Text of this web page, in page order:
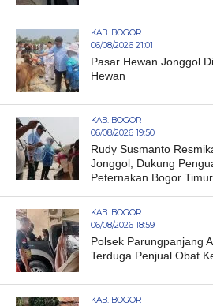
KAB. BOGOR
06/08/2026 21:01
Pasar Hewan Jonggol
Hewan
KAB. BOGOR
06/08/2026 19:50
Rudy Susmanto
Jonggol, Dukung
Peternakan Bogor Timur
KAB. BOGOR
06/08/2026 18:59
Polsek Parungpanjang
Terduga Penjual Obat
KAB. BOGOR